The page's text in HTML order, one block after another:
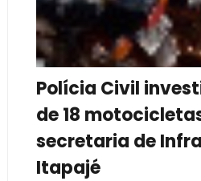
Polícia Civil
de 18
secretaria de
Itapajé